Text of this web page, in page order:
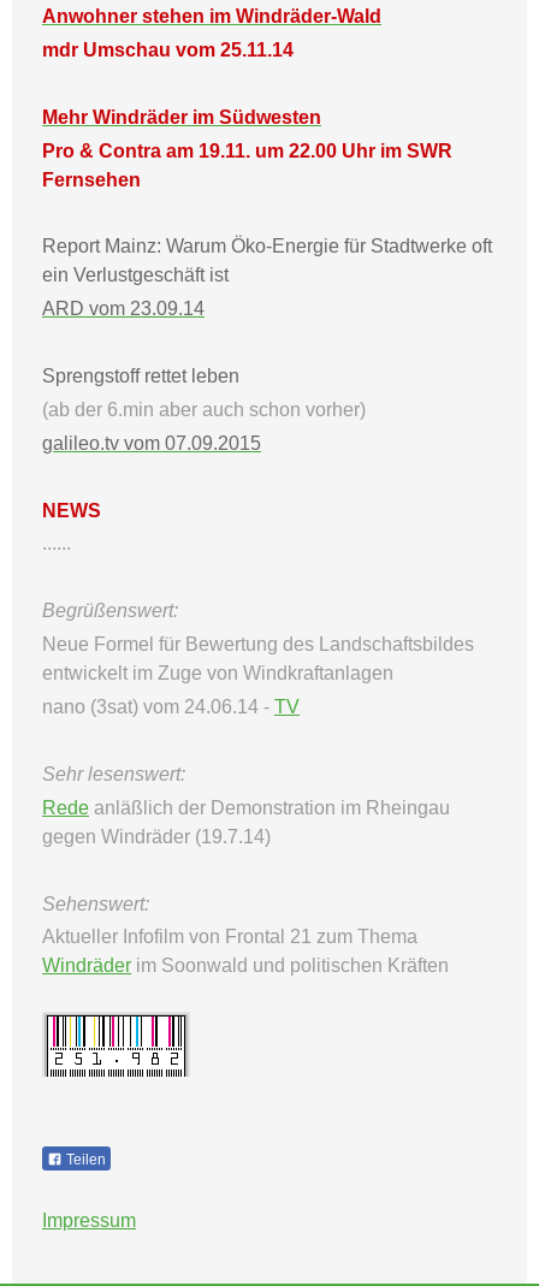
Anwohner stehen im Windräder-Wald
mdr Umschau vom 25.11.14
Mehr Windräder im Südwesten
Pro & Contra am 19.11. um 22.00 Uhr im SWR
Fernsehen
Report Mainz: Warum Öko-Energie für Stadtwerke oft
ein Verlustgeschäft ist
ARD vom 23.09.14
Sprengstoff rettet leben
(ab der 6.min aber auch schon vorher)
galileo.tv vom 07.09.2015
NEWS
......
Begrüßenswert:
Neue Formel für Bewertung des Landschaftsbildes
entwickelt im Zuge von Windkraftanlagen
nano (3sat) vom 24.06.14 - TV
Sehr lesenswert:
Rede anläßlich der Demonstration im Rheingau
gegen Windräder (19.7.14)
Sehenswert:
Aktueller Infofilm von Frontal 21 zum Thema
Windräder im Soonwald und politischen Kräften
Teilen
Impressum